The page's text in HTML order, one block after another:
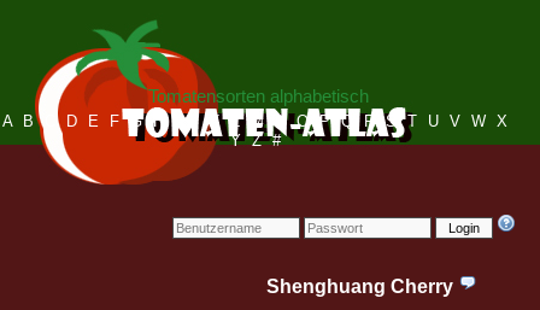
Login
Tomatensorten alphabetisch
A B C D E F G H I J K L M N O P Q R S T U V W X
Y Z #
Shenghuang Cherry